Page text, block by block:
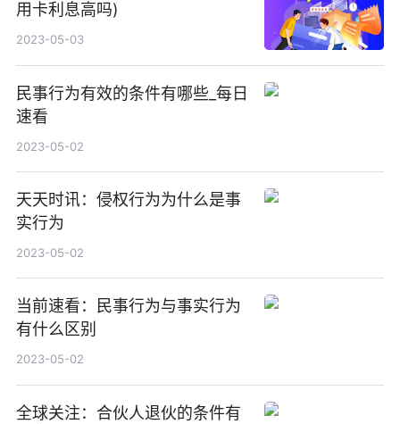
用卡利息高吗)
2023-05-03
民事行为有效的条件有哪些_每日
速看
2023-05-02
天天时讯：侵权行为为什么是事
实行为
2023-05-02
当前速看：民事行为与事实行为
有什么区别
2023-05-02
全球关注：合伙人退伙的条件有